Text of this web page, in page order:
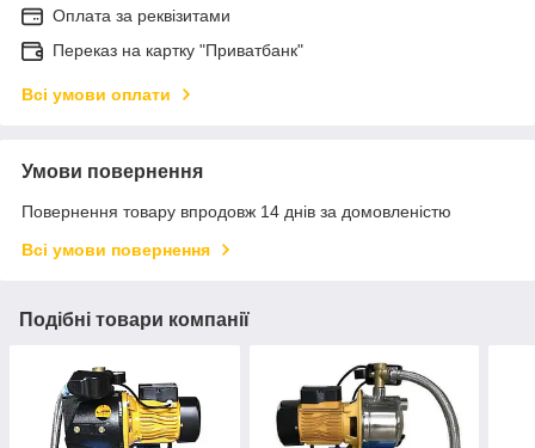
Оплата за реквізитами
Переказ на картку "Приватбанк"
Всі умови оплати
Умови повернення
Повернення товару впродовж 14 днів за домовленістю
Всі умови повернення
Подібні товари компанії